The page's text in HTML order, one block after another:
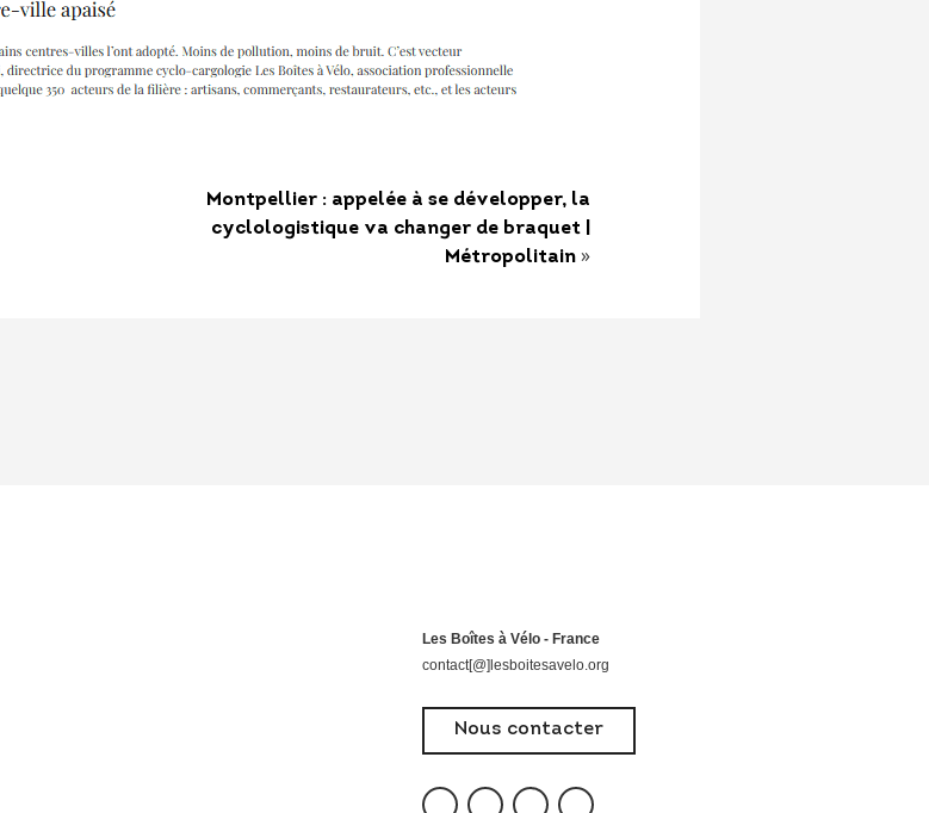
Montpellier : appelée à se développer, la
cyclologistique va changer de braquet |
Métropolitain »
Les Boîtes à Vélo - France
contact[@]lesboitesavelo.org
Nous contacter